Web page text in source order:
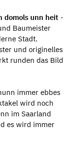
domols unn heit -
Baumeister
Stadt.
und originelles
runden das Bild
immer ebbes
wird noch
im Saarland
es wird immer